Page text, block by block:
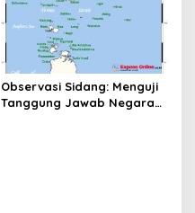
Observasi Sidang: Menguji
Tanggung Jawab Negara